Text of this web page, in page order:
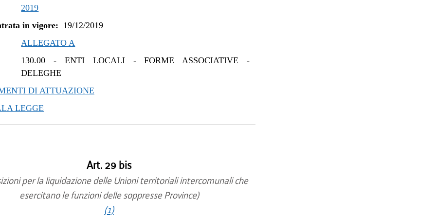
al 20/05/2020
2019
in vigore: 19/12/2019
ALLEGATO A
130.00 - ENTI LOCALI - FORME ASSOCIATIVE -
DELEGHE
DI ATTUAZIONE
LEGGE
Art. 29 bis
per la liquidazione delle Unioni territoriali intercomunali che
esercitano le funzioni delle soppresse Province)
(1)